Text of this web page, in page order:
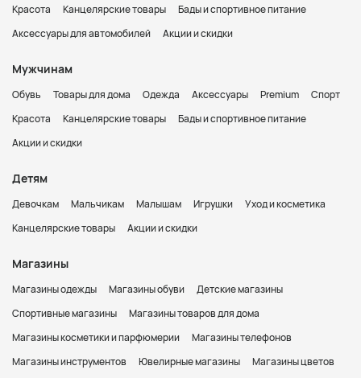
Красота
Канцелярские товары
Бады и спортивное питание
Аксессуары для автомобилей
Акции и скидки
Мужчинам
Обувь Товары для дома Одежда Аксессуары Premium
Спорт
Красота
Канцелярские товары
Бады и спортивное питание
Акции и скидки
Детям
Девочкам Мальчикам Малышам Игрушки
Уход и косметика
Канцелярские товары
Акции и скидки
Магазины
Магазины одежды Магазины обуви
Детские магазины
Спортивные магазины
Магазины товаров для дома
Магазины косметики и парфюмерии
Магазины телефонов
Магазины инструментов
Ювелирные магазины Магазины цветов